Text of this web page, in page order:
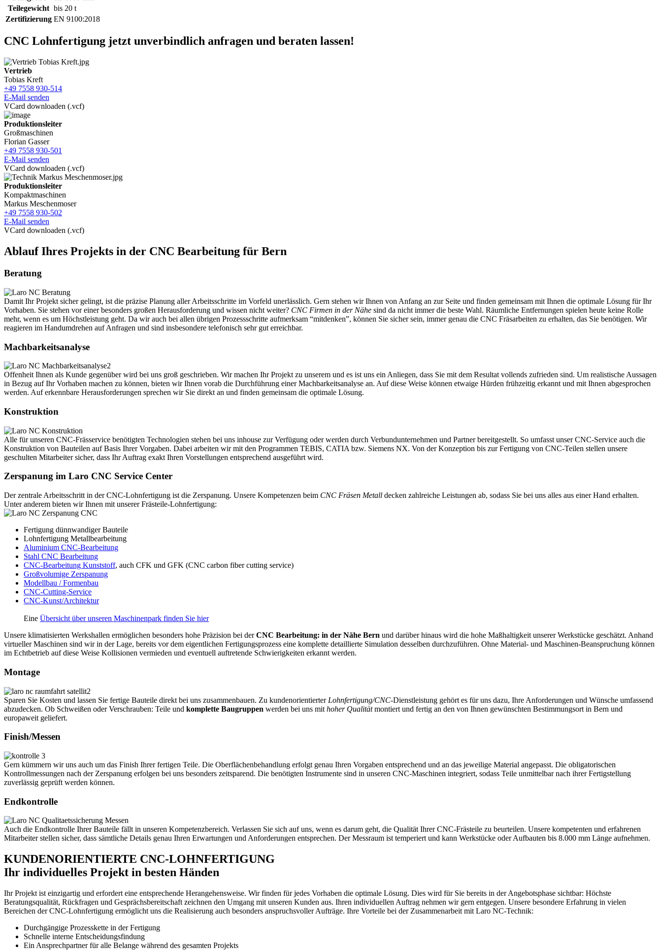
Teilegewicht bis 20 t
Zertifizierung EN 9100:2018
CNC Lohnfertigung jetzt unverbindlich anfragen und beraten lassen!
Vertrieb
Tobias Kreft
+49 7558 930-514
E-Mail senden
VCard downloaden (.vcf)
Produktionsleiter
Großmaschinen
Florian Gasser
+49 7558 930-501
E-Mail senden
VCard downloaden (.vcf)
Produktionsleiter
Kompaktmaschinen
Markus Meschenmoser
+49 7558 930-502
E-Mail senden
VCard downloaden (.vcf)
Ablauf Ihres Projekts in der CNC Bearbeitung für Bern
Beratung
Damit Ihr Projekt sicher gelingt, ist die präzise Planung aller Arbeitsschritte im Vorfeld unerlässlich. Gern stehen wir Ihnen von Anfang an zur Seite und finden gemeinsam mit Ihnen die optimale Lösung für Ihr
Vorhaben. Sie stehen vor einer besonders großen Herausforderung und wissen nicht weiter? CNC Firmen in der Nähe sind da nicht immer die beste Wahl. Räumliche Entfernungen spielen heute keine Rolle
mehr, wenn es um Höchstleistung geht. Da wir auch bei allen übrigen Prozessschritte aufmerksam “mitdenken”, können Sie sicher sein, immer genau die CNC Fräsarbeiten zu erhalten, das Sie benötigen. Wir
reagieren im Handumdrehen auf Anfragen und sind insbesondere telefonisch sehr gut erreichbar.
Machbarkeitsanalyse
Offenheit Ihnen als Kunde gegenüber wird bei uns groß geschrieben. Wir machen Ihr Projekt zu unserem und es ist uns ein Anliegen, dass Sie mit dem Resultat vollends zufrieden sind. Um realistische Aussagen
in Bezug auf Ihr Vorhaben machen zu können, bieten wir Ihnen vorab die Durchführung einer Machbarkeitsanalyse an. Auf diese Weise können etwaige Hürden frühzeitig erkannt und mit Ihnen abgesprochen
werden. Auf erkennbare Herausforderungen sprechen wir Sie direkt an und finden gemeinsam die optimale Lösung.
Konstruktion
Alle für unseren CNC-Frässervice benötigten Technologien stehen bei uns inhouse zur Verfügung oder werden durch Verbundunternehmen und Partner bereitgestellt. So umfasst unser CNC-Service auch die
Konstruktion von Bauteilen auf Basis Ihrer Vorgaben. Dabei arbeiten wir mit den Programmen TEBIS, CATIA bzw. Siemens NX. Von der Konzeption bis zur Fertigung von CNC-Teilen stellen unsere
geschulten Mitarbeiter sicher, dass Ihr Auftrag exakt Ihren Vorstellungen entsprechend ausgeführt wird.
Zerspanung im Laro CNC Service Center
Der zentrale Arbeitsschritt in der CNC-Lohnfertigung ist die Zerspanung. Unsere Kompetenzen beim CNC Fräsen Metall decken zahlreiche Leistungen ab, sodass Sie bei uns alles aus einer Hand erhalten.
Unter anderem bieten wir Ihnen mit unserer Frästeile-Lohnfertigung:
Fertigung dünnwandiger Bauteile
Lohnfertigung Metallbearbeitung
Aluminium CNC-Bearbeitung
Stahl CNC Bearbeitung
CNC-Bearbeitung Kunststoff, auch CFK und GFK (CNC carbon fiber cutting service)
Großvolumige Zerspanung
Modellbau / Formenbau
CNC-Cutting-Service
CNC-Kunst/Architektur
Eine Übersicht über unseren Maschinenpark finden Sie hier
Unsere klimatisierten Werkshallen ermöglichen besonders hohe Präzision bei derCNC Bearbeitung: in der Nähe Bern und darüber hinaus wird die hohe Maßhaltigkeit unserer Werkstücke geschätzt. Anhand
virtueller Maschinen sind wir in der Lage, bereits vor dem eigentlichen Fertigungsprozess eine komplette detaillierte Simulation desselben durchzuführen. Ohne Material- und Maschinen-Beanspruchung können
im Echtbetrieb auf diese Weise Kollisionen vermieden und eventuell auftretende Schwierigkeiten erkannt werden.
Montage
Sparen Sie Kosten und lassen Sie fertige Bauteile direkt bei uns zusammenbauen. Zu kundenorientierter Lohnfertigung/CNC-Dienstleistung gehört es für uns dazu, Ihre Anforderungen und Wünsche umfassend
abzudecken. Ob Schweißen oder Verschrauben: Teile und komplette Baugruppen werden bei uns mit hoher Qualitätmontiert und fertig an den von Ihnen gewünschten Bestimmungsort in Bern und
europaweit geliefert.
Finish/Messen
Gern kümmern wir uns auch um das Finish Ihrer fertigen Teile. Die Oberflächenbehandlung erfolgt genau Ihren Vorgaben entsprechend und an das jeweilige Material angepasst. Die obligatorischen
Kontrollmessungen nach der Zerspanung erfolgen bei uns besonders zeitsparend. Die benötigten Instrumente sind in unseren CNC-Maschinen integriert, sodass Teile unmittelbar nach ihrer Fertigstellung
zuverlässig geprüft werden können.
Endkontrolle
Auch die Endkontrolle Ihrer Bauteile fällt in unseren Kompetenzbereich. Verlassen Sie sich auf uns, wenn es darum geht, die Qualität Ihrer CNC-Frästeile zu beurteilen. Unsere kompetenten und erfahrenen
Mitarbeiter stellen sicher, dass sämtliche Details genau Ihren Erwartungen und Anforderungen entsprechen. Der Messraum ist temperiert und kann Werkstücke oder Aufbauten bis 8.000 mm Länge aufnehmen.
KUNDENORIENTIERTE CNC-LOHNFERTIGUNG
Ihr individuelles Projekt in besten Händen
Ihr Projekt ist einzigartig und erfordert eine entsprechende Herangehensweise. Wir finden für jedes Vorhaben die optimale Lösung. Dies wird für Sie bereits in der Angebotsphase sichtbar: Höchste
Beratungsqualität, Rückfragen und Gesprächsbereitschaft zeichnen den Umgang mit unseren Kunden aus. Ihren individuellen Auftrag nehmen wir gern entgegen. Unsere besondere Erfahrung in vielen
Bereichen der CNC-Lohnfertigung ermöglicht uns die Realisierung auch besonders anspruchsvoller Aufträge. Ihre Vorteile bei der Zusammenarbeit mit Laro NC-Technik:
Durchgängige Prozesskette in der Fertigung
Schnelle interne Entscheidungsfindung
Ein Ansprechpartner für alle Belange während des gesamten Projekts